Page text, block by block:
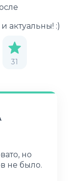
актуальны! :)
31
но
не было.